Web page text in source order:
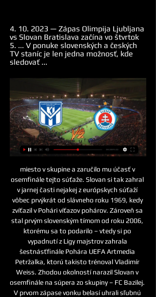
4. 10. 2023 — Zápas Olimpija Ljubljana
vs Slovan Bratislava začína vo štvrtok
5. ... V ponuke slovenských a českých
TV staníc je len jedna možnosť, kde
sledovať ...
miesto v skupine a zaručilo mu účasť v
osemfinále tejto súťaže. Slovan si tak zahral
v jarnej časti nejakej z európskych súťaží
vôbec prvýkrát od slávneho roku 1969, kedy
zvíťazil v Pohári víťazov pohárov. Zároveň sa
stal prvým slovenským tímom od roku 2006,
ktorému sa to podarilo – vtedy si po
vypadnutí z Ligy majstrov zahrala
šestnásťfinále Pohára UEFA Artmedia
Petržalka, ktorú takisto trénoval Vladimír
Weiss. Zhodou okolností narazil Slovan v
osemfinále na súpera zo skupiny – FC Bazilej.
V prvom zápase vonku belasí uhrali sľubnú